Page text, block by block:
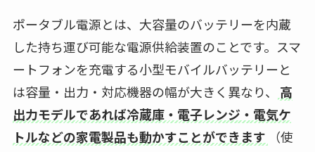
ポータブル電源とは、大容量のバッテリーを内蔵
した持ち運び可能な電源供給装置のことです。スマ
ートフォンを充電する小型モバイルバッテリーと
は容量・出力・対応機器の幅が大きく異なり、
高
出力モデルであれば冷蔵庫・電子レンジ・電気ケ
トルなどの家電製品も動かすことができます
（使